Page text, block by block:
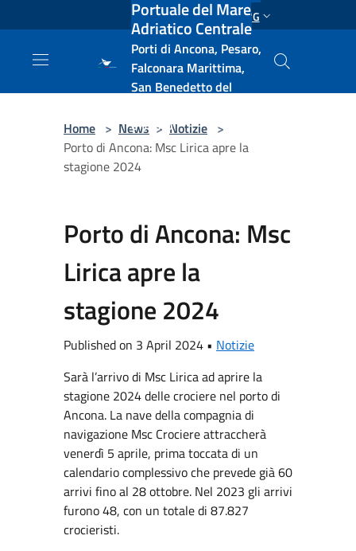
Salta al contenuto principale ENG
Portuale del Mare
Adriatico Centrale
Porti di Ancona, Pesaro,
Falconara Marittima,
San Benedetto del
e Vasto
Home > News > Notizie >
Porto di Ancona: Msc Lirica apre la
stagione 2024
Porto di Ancona: Msc
Lirica apre la
stagione 2024
Published on 3 April 2024 • Notizie
Sarà l’arrivo di Msc Lirica ad aprire la
stagione 2024 delle crociere nel porto di
Ancona. La nave della compagnia di
navigazione Msc Crociere attraccherà
venerdì 5 aprile, prima toccata di un
calendario complessivo che prevede già 60
arrivi fino al 28 ottobre. Nel 2023 gli arrivi
furono 48, con un totale di 87.827
crocieristi.